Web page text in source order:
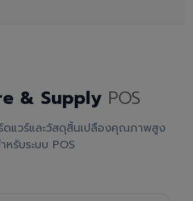
& Supply POS
แวร์และวัสดุสิ้นเปลืองคุณภาพสูง
หรับระบบ POS